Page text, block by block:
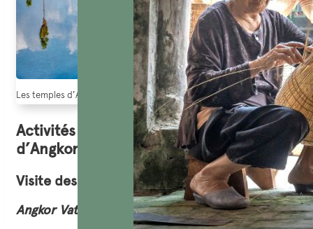
Les temples d’Angkor au Cambodge (Source: Goutard.com)
Activités lors de visiter aux temples
d’Angkor
Visite des temples
Angkor Vat